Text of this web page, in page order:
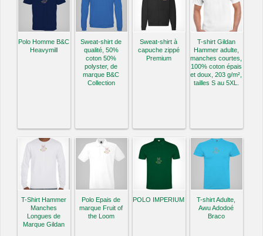
Polo Homme B&C
Heavymill
Sweat-shirt de
qualité, 50%
coton 50%
polyster, de
marque B&C
Collection
Sweat-shirt à
capuche zippé
Premium
T-shirt Gildan
Hammer adulte,
manches courtes,
100% coton épais
et doux, 203 g/m²,
tailles S au 5XL.
T-Shirt Hammer
Manches
Longues de
Marque Gildan
Polo Epais de
marque Fruit of
the Loom
POLO IMPERIUM
T-shirt Adulte,
Awu Adodoé
Braco